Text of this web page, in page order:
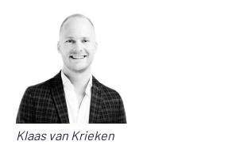
Klaas van Krieken